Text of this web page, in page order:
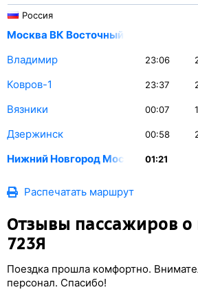
Россия
Москва ВК Восточный
Владимир 23:06
Ковров-1 23:37
Вязники 00:07 1
Дзержинск 00:58
Нижний Новгород Моск. 01:21
Распечатать маршрут
Отзывы пассажиров
723Я
Поездка прошла комфортно.
персонал. Спасибо!